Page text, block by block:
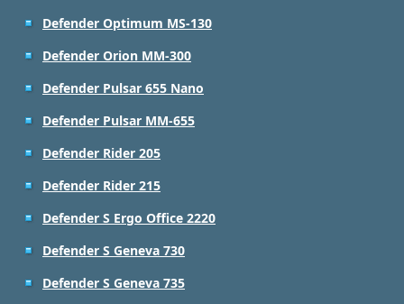
Defender Optimum MS-130
Defender Orion MM-300
Defender Pulsar 655 Nano
Defender Pulsar MM-655
Defender Rider 205
Defender Rider 215
Defender S Ergo Office 2220
Defender S Geneva 730
Defender S Geneva 735